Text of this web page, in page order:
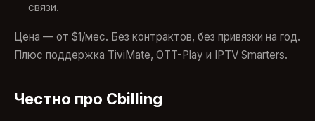
связи.
Цена — от $1/мес. Без контрактов, без привязки на год.
Плюс поддержка TiviMate, OTT-Play и IPTV Smarters.
Честно про Cbilling